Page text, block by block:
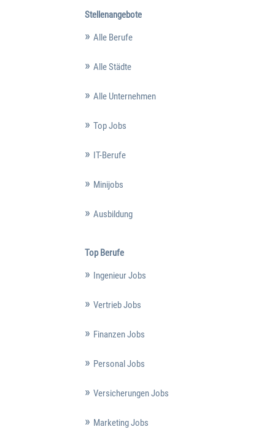
Stellenangebote
Alle Berufe
Alle Städte
Alle Unternehmen
Top Jobs
IT-Berufe
Minijobs
Ausbildung
Top Berufe
Ingenieur Jobs
Vertrieb Jobs
Finanzen Jobs
Personal Jobs
Versicherungen Jobs
Marketing Jobs